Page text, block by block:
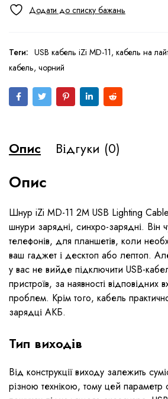
Теги: USB кабель iZi MD-11, кабель на
кабель, чорний
Опис Відгуки (0)
Опис
Шнур iZi MD-11 2M USB Lighting
шнури зарядні, синхро-зарядні. Він
телефонів, для планшетів, коли
ваш гаджет і десктоп або лептоп.
у вас не вийде підключити USB-
пристроїв, за наявності відповідних
проблем. Крім того, кабель
зарядці АКБ.
Тип виходів
Від конструкції виходу залежить
різною технікою, тому цей параметр